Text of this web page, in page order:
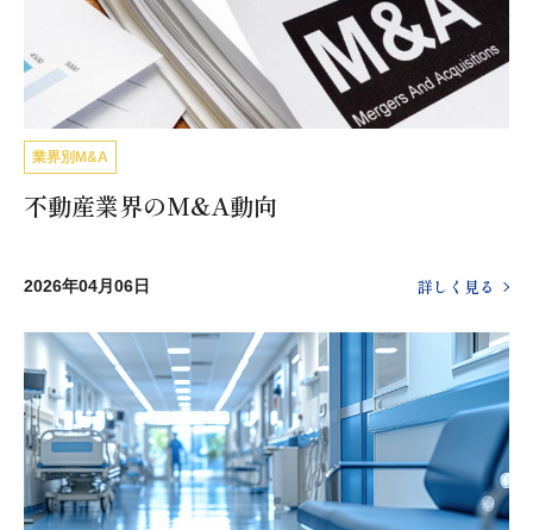
業界別M&A
不動産業界のM&A動向
2026年04月06日 詳しく見る